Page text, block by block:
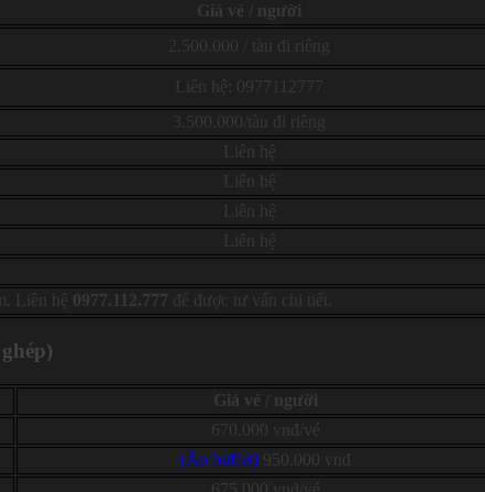
Giá vé / người
2.500.000 / tàu đi riêng
Liên hệ: 0977112777
3.500.000/tàu đi riêng
Liên hệ
Liên hệ
Liên hệ
Liên hệ
Liên hệ 0977.112.777 để được tư vấn chi tiết.
Giá vé / người
670.000 vnđ/vé
(Ăn buffet)950.000 vnđ